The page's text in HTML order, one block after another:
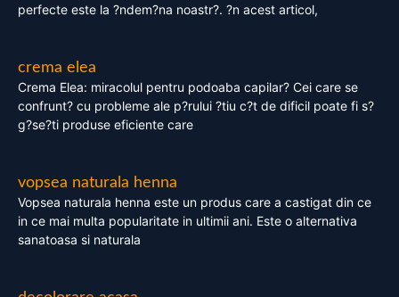
perfecte este la ?ndem?na noastr?. ?n acest articol,
crema elea
Crema Elea: miracolul pentru podoaba capilar? Cei care se
confrunt? cu probleme ale p?rului ?tiu c?t de dificil poate fi s?
g?se?ti produse eficiente care
vopsea naturala henna
Vopsea naturala henna este un produs care a castigat din ce
in ce mai multa popularitate in ultimii ani. Este o alternativa
sanatoasa si naturala